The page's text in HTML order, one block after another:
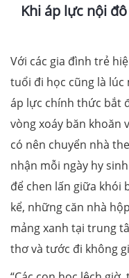
Khi áp lực nội
Với các gia đình trẻ
tuổi đi học cũng là lúc
áp lực chính thức bắt
vòng xoáy băn khoăn
có nên chuyển nhà
nhận mỗi ngày hy
để chen lấn giữa khói
kể, những căn nhà
mảng xanh tại trung
thơ và tước đi không